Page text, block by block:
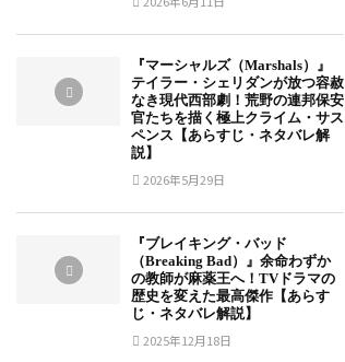
『マーシャルズ（Marshals）』
テイラー・シェリダンが放つ容赦
なき現代西部劇！荒野の連邦保安
官たちを描く極上クライム・サス
ペンス【あらすじ・ネタバレ解
説】
2026年5月29日
『ブレイキング・バッド
（Breaking Bad）』余命わずか
の教師が麻薬王へ！TVドラマの
歴史を変えた最高傑作【あらす
じ・ネタバレ解説】
2025年12月18日